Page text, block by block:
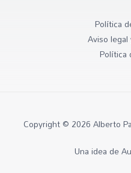
Política
Aviso
Política
Copyright © 2026 Alberto
Una idea de